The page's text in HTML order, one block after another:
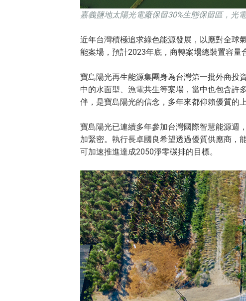
嘉義鹽地太陽光電廠保留30%生態保留區，光
近年台灣積極追求綠色能源發展，以應對全球
能案場，預計2023年底，商轉案場總裝置容量
寶島陽光再生能源集團身為台灣第一批外商投
中的水面型、漁電共生等案場，當中也包含許
伴，是寶島陽光的信念，多年來都仰賴優質的
寶島陽光已連續多年參加台灣國際智慧能源週
加緊密。執行長卓國良希望透過優質供應商，
可加速推進達成2050淨零碳排的目標。